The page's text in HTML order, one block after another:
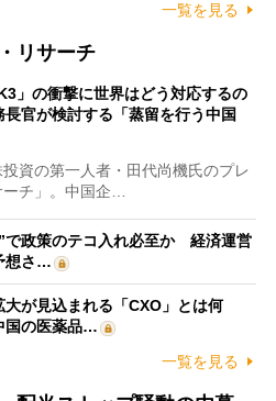
一覧を見る
リサーチ
」の衝撃に世界はどう対応するの
官が検討する「蒸留を行う中国
資の第一人者・田代尚機氏のプレ
ーチ」。中国企…
で政策のテコ入れ必至か 経済運営
想さ…
が見込まれる「CXO」とは何
国の医薬品…
一覧を見る